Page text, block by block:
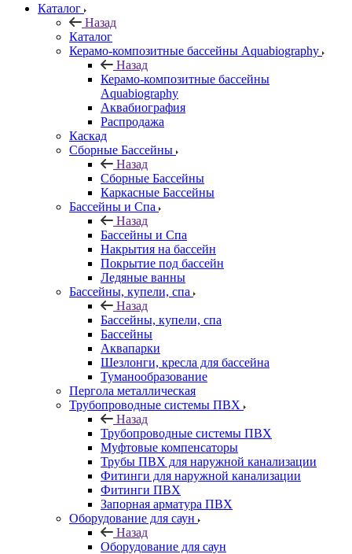
Каталог
Назад
Каталог
Керамо-композитные бассейны Aquabiography
Назад
Керамо-композитные бассейны
Aquabiography
Аквабиография
Распродажа
Каскад
Сборные Бассейны
Назад
Сборные Бассейны
Каркасные Бассейны
Бассейны и Спа
Назад
Бассейны и Спа
Накрытия на бассейн
Покрытие под бассейн
Ледяные ванны
Бассейны, купели, спа
Назад
Бассейны, купели, спа
Бассейны
Аквапарки
Шезлонги, кресла для бассейна
Туманообразование
Пергола металлическая
Трубопроводные системы ПВХ
Назад
Трубопроводные системы ПВХ
Муфтовые компенсаторы
Трубы ПВХ для наружной канализации
Фитинги для наружной канализации
Фитинги ПВХ
Запорная арматура ПВХ
Оборудование для саун
Назад
Оборудование для саун